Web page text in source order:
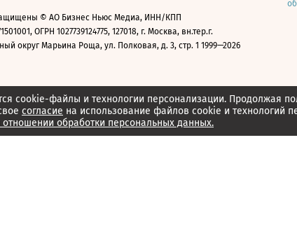
cookie-файлы и технологии персонализации. Продолжая
согласие на использование файлов cookie и технологий
отношении обработки персональных данных.
© АО Бизнес Ньюс Медиа, ИНН/КПП
ОГРН 1027739124775, 127018, г. Москва, вн.тер.г.
округ Марьина Роща, ул. Полковая, д. 3, стр. 1 1999—2026